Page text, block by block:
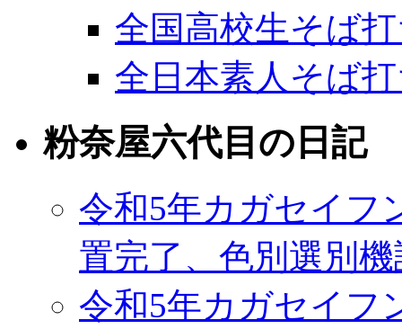
全国高校生そば
全日本素人そば
粉奈屋六代目の日記
令和5年カガセイフ
置完了、色別選別
令和5年カガセイフ